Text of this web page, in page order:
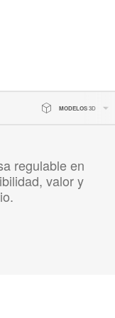
MODELOS 3D
regulable en
valor y